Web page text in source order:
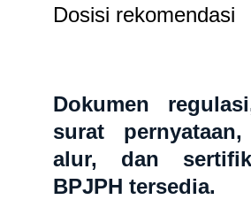
Dosisi rekomendasi
Dokumen
surat
alur, dan
BPJPH tersedia.